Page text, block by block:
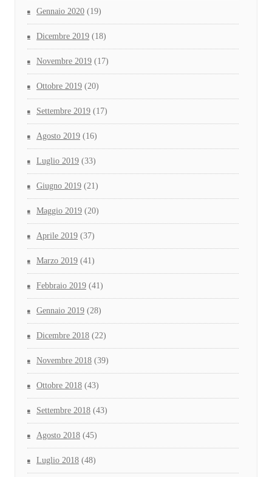
Gennaio 2020 (19)
Dicembre 2019 (18)
Novembre 2019 (17)
Ottobre 2019 (20)
Settembre 2019 (17)
Agosto 2019 (16)
Luglio 2019 (33)
Giugno 2019 (21)
Maggio 2019 (20)
Aprile 2019 (37)
Marzo 2019 (41)
Febbraio 2019 (41)
Gennaio 2019 (28)
Dicembre 2018 (22)
Novembre 2018 (39)
Ottobre 2018 (43)
Settembre 2018 (43)
Agosto 2018 (45)
Luglio 2018 (48)